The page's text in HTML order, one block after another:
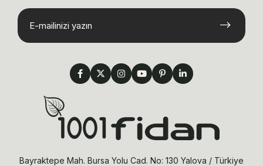
Bayraktepe Mah. Bursa Yolu Cad. No: 130 Yalova / Türkiye